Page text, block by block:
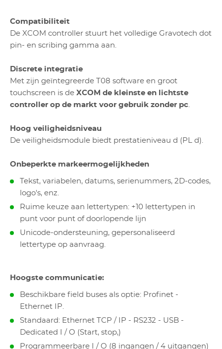
Compatibiliteit
De XCOM controller stuurt het volledige Gravotech dot
pin- en scribing gamma aan.
Discrete integratie
Met zijn geïntegreerde T08 software en groot
touchscreen is de XCOM de kleinste en lichtste
controller op de markt voor gebruik zonder pc
Hoog veiligheidsniveau
De veiligheidsmodule biedt prestatieniveau d (PL d).
Onbeperkte markeermogelijkheden
Tekst, variabelen, datums, serienummers, 2D-codes,
logo's, enz.
Ruime keuze aan lettertypen: +10 lettertypen in
punt voor punt of doorlopende lijn
Unicode-ondersteuning, gepersonaliseerd
lettertype op aanvraag.
Hoogste communicatie:
Beschikbare field buses als optie: Profinet -
Ethernet IP.
Standaard: Ethernet TCP / IP - RS232 - USB -
Dedicated I / O (Start, stop,)
Programmeerbare I / O (8 ingangen / 4 uitgangen)